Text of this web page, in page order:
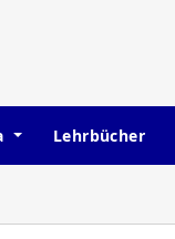
Lehrbücher